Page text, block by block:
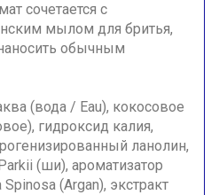
сочетается с
мылом для бритья,
обычным
(вода / Eau), кокосовое
гидроксид калия,
ланолин,
(ши), ароматизатор
(Argan), экстракт